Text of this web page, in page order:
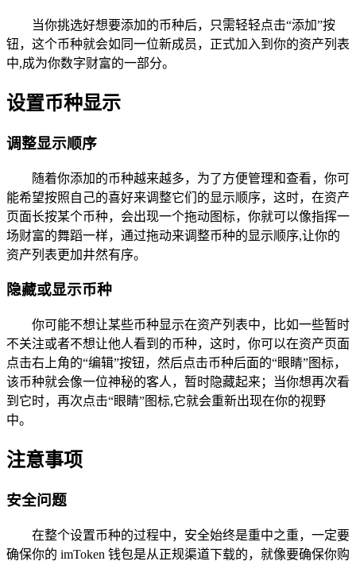
当你挑选好想要添加的币种后，只需轻轻点击“添加”按
钮，这个币种就会如同一位新成员，正式加入到你的资产列表
中,成为你数字财富的一部分。
设置币种显示
调整显示顺序
随着你添加的币种越来越多，为了方便管理和查看，你可
能希望按照自己的喜好来调整它们的显示顺序，这时，在资产
页面长按某个币种，会出现一个拖动图标，你就可以像指挥一
场财富的舞蹈一样，通过拖动来调整币种的显示顺序,让你的
资产列表更加井然有序。
隐藏或显示币种
你可能不想让某些币种显示在资产列表中，比如一些暂时
不关注或者不想让他人看到的币种，这时，你可以在资产页面
点击右上角的“编辑”按钮，然后点击币种后面的“眼睛”图标，
该币种就会像一位神秘的客人，暂时隐藏起来；当你想再次看
到它时，再次点击“眼睛”图标,它就会重新出现在你的视野
中。
注意事项
安全问题
在整个设置币种的过程中，安全始终是重中之重，一定要
确保你的 imToken 钱包是从正规渠道下载的，就像要确保你购